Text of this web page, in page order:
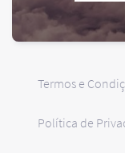
Termos e
Política de